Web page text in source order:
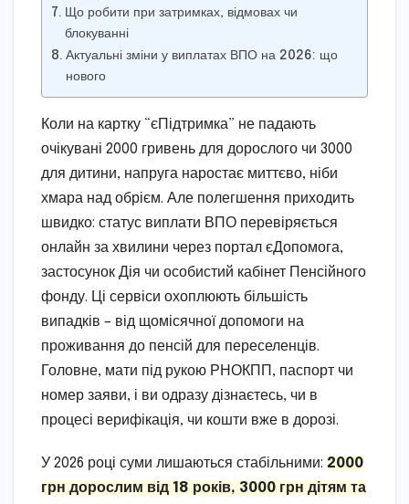
Що робити при затримках, відмовах чи
блокуванні
Актуальні зміни у виплатах ВПО на 2026: що
нового
Коли на картку “єПідтримка” не падають
очікувані 2000 гривень для дорослого чи 3000
для дитини, напруга наростає миттєво, ніби
хмара над обрієм. Але полегшення приходить
швидко: статус виплати ВПО перевіряється
онлайн за хвилини через портал єДопомога,
застосунок Дія чи особистий кабінет Пенсійного
фонду. Ці сервіси охоплюють більшість
випадків – від щомісячної допомоги на
проживання до пенсій для переселенців.
Головне, мати під рукою РНОКПП, паспорт чи
номер заяви, і ви одразу дізнаєтесь, чи в
процесі верифікація, чи кошти вже в дорозі.
У 2026 році суми лишаються стабільними: 2000
грн дорослим від 18 років, 3000 грн дітям та